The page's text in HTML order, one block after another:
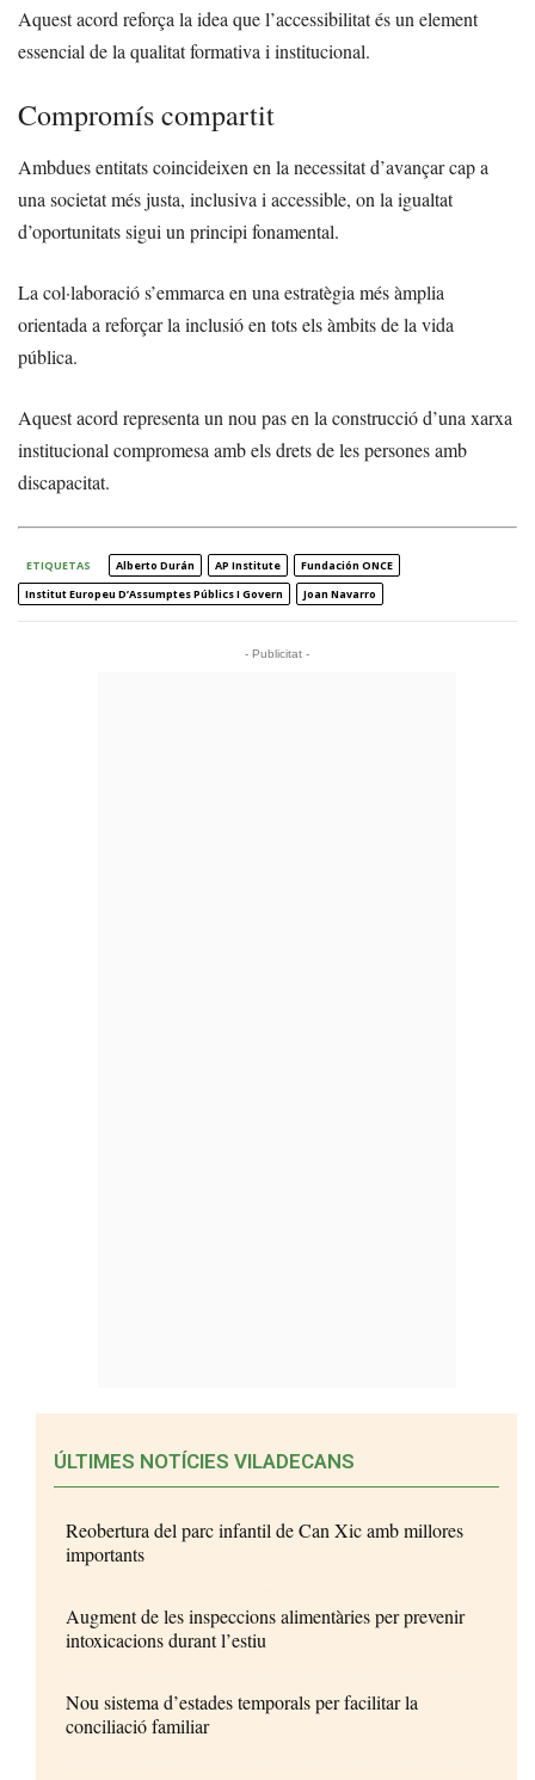
Aquest acord reforça la idea que l’accessibilitat és un element
essencial de la qualitat formativa i institucional.
Compromís compartit
Ambdues entitats coincideixen en la necessitat d’avançar cap a
una societat més justa, inclusiva i accessible, on la igualtat
d’oportunitats sigui un principi fonamental.
La col·laboració s’emmarca en una estratègia més àmplia
orientada a reforçar la inclusió en tots els àmbits de la vida
pública.
Aquest acord representa un nou pas en la construcció d’una xarxa
institucional compromesa amb els drets de les persones amb
discapacitat.
ETIQUETAS Alberto Durán AP Institute
Fundación ONCE
Institut Europeu D’Assumptes Públics I Govern
Joan Navarro
- Publicitat -
ÚLTIMES NOTÍCIES VILADECANS
Reobertura del parc infantil de Can Xic amb millores
importants
Augment de les inspeccions alimentàries per prevenir
intoxicacions durant l’estiu
Nou sistema d’estades temporals per facilitar la
conciliació familiar